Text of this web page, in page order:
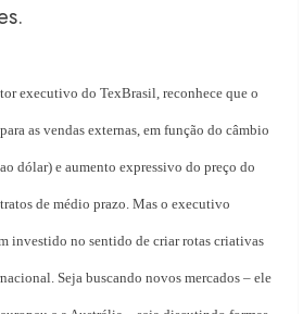
executivo do TexBrasil, reconhece que o
as vendas externas, em função do câmbio
dólar) e aumento expressivo do preço do
de médio prazo. Mas o executivo
investido no sentido de criar rotas criativas
Seja buscando novos mercados – ele